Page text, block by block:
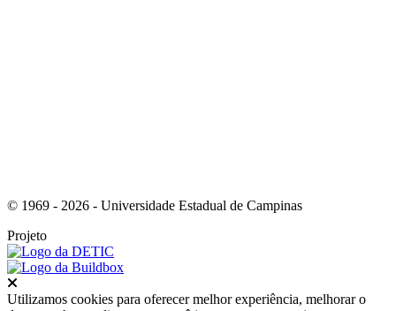
© 1969 - 2026 - Universidade Estadual de Campinas
Projeto
Utilizamos cookies para oferecer melhor experiência, melhorar o